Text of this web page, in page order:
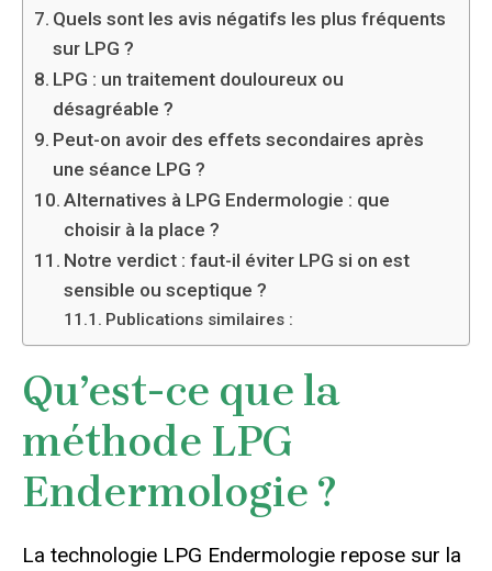
Quels sont les avis négatifs les plus fréquents
sur LPG ?
LPG : un traitement douloureux ou
désagréable ?
Peut-on avoir des effets secondaires après
une séance LPG ?
Alternatives à LPG Endermologie : que
choisir à la place ?
Notre verdict : faut-il éviter LPG si on est
sensible ou sceptique ?
Publications similaires :
Qu’est-ce que la
méthode LPG
Endermologie ?
La technologie LPG Endermologie repose sur la